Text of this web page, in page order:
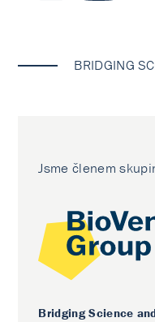
BRIDGING
Jsme členem
Bridging Science